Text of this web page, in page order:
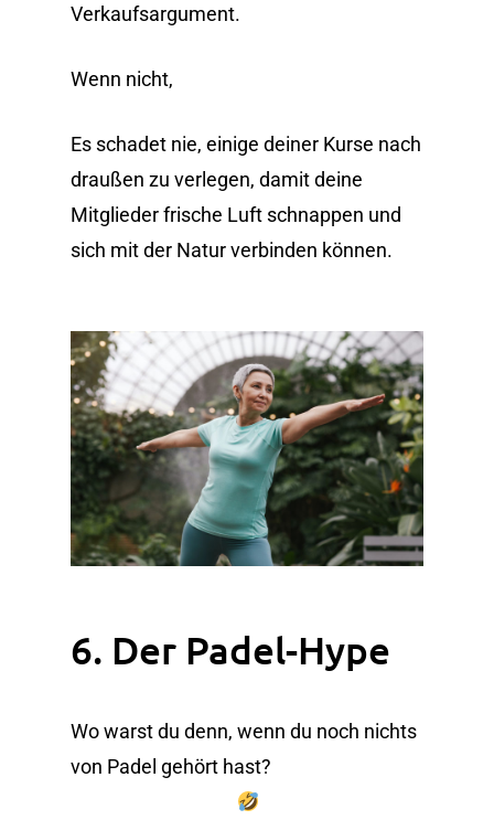
Verkaufsargument.
Wenn nicht,
Es schadet nie, einige deiner Kurse nach
draußen zu verlegen, damit deine
Mitglieder frische Luft schnappen und
sich mit der Natur verbinden können.
6. Der Padel-Hype
Wo warst du denn, wenn du noch nichts
von Padel gehört hast?